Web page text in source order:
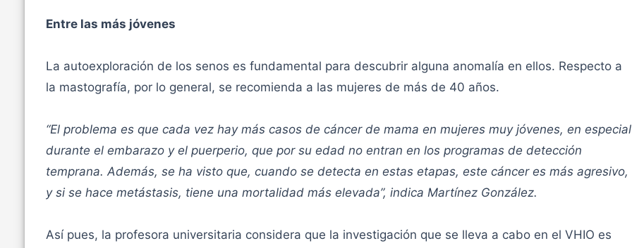
Entre las más jóvenes
La autoexploración de los senos es fundamental para descubrir alguna anomalía en ellos. Respecto a
la mastografía, por lo general, se recomienda a las mujeres de más de 40 años.
“El problema es que cada vez hay más casos de cáncer de mama en mujeres muy jóvenes, en especial
durante el embarazo y el puerperio, que por su edad no entran en los programas de detección
temprana. Además, se ha visto que, cuando se detecta en estas etapas, este cáncer es más agresivo,
y si se hace metástasis, tiene una mortalidad más elevada”, indica Martínez González.
Así pues, la profesora universitaria considera que la investigación que se lleva a cabo en el VHIO es